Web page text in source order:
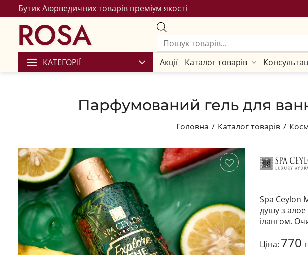
Бутик Аюрведичних товарів преміум якості
ROSA
КАТЕГОРІЇ Акції Каталог товарів
Парфумований гель для
Головна / Каталог товарів /
Spa Ceylon
душу з
ілангом.
Ціна: 770